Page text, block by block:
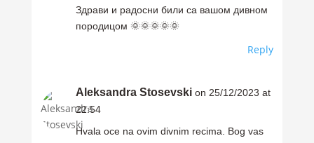
Здрави и радосни били са вашом дивном
породицом 🌞🌞🌞🌞🌞
Reply
Aleksandra Stosevski on 25/12/2023 at
22:54
Hvala oce na ovim divnim recima. Bog vas